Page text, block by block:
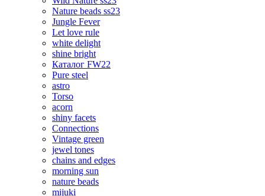
Nature beads ss23
Jungle Fever
Let love rule
white delight
shine bright
Каталог FW22
Pure steel
astro
Torso
acorn
shiny facets
Connections
Vintage green
jewel tones
chains and edges
morning sun
nature beads
mijuki